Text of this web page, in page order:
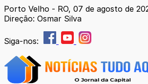
Porto Velho - RO, 07 de agosto de
Direção: Osmar Silva
Siga-nos: